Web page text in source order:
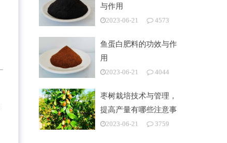
与作用
2023-06-21 4573
鱼蛋白肥料的功效与作
用
2023-06-21 4044
枣树栽培技术与管理，
提高产量有哪些注意事
项2023-06-21 3759